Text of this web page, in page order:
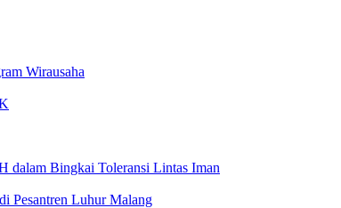
Wirausaha
dalam Bingkai Toleransi Lintas Iman
Pesantren Luhur Malang